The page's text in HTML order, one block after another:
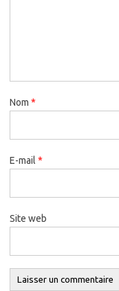
Nom *
E-mail *
Site web